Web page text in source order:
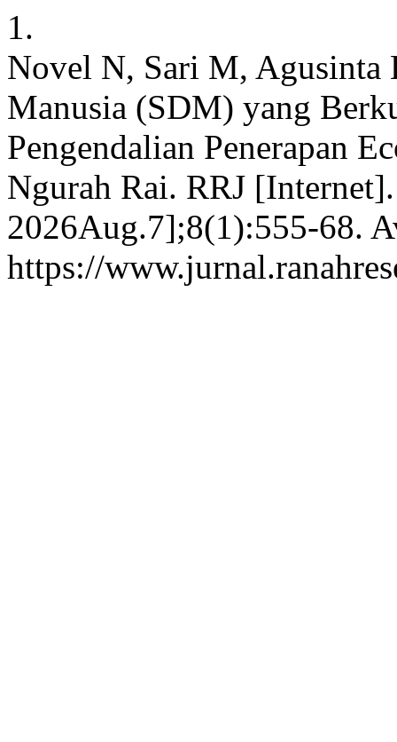
1.
Novel N, Sari M, Agusinta
Manusia (SDM) yang
Pengendalian Penerapan
Ngurah Rai. RRJ
2026Aug.7];8(1):555-68.
https://